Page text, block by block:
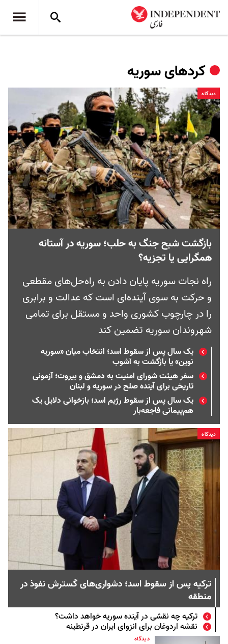
کردهای سوریه
دیدگاه
بازگشت شبح جنگ به حلب؛ سوریه در آستانه
همگرایی یا تجزیه؟
راه نجات سوریه پایان دادن به راه‌حل‌های مقطعی
و حرکت به سوی آینده‌ای است که عدالت و برابری
را در چارچوب کشوری واحد و مستقل برای تمامی
شهروندان سوریه تضمین کند
یک سال پس از سقوط اسد؛ انتخاب میان «سوریه
نوین» یا بازگشت به آشوب
سفر هیئت شورای امنیت به دمشق و بیروت؛ آزمونی
تاریخی برای آینده صلح در سوریه و لبنان
یک سال پس از سقوط رژیم اسد؛ بازخوانی دلایل یک
هم‌پیمانی فاجعه‌بار
دیدگاه
ترکیه پس از سقوط اسد؛ دشواری‌های گسترش نفوذ در
منطقه
ترکیه چه نقشی در آینده سوریه خواهد داشت؟
نقشه اردوغان برای انزوای ایران در قرنطینه
دیدگاه